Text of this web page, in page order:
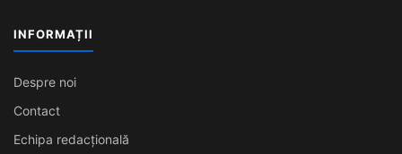
INFORMAȚII
Despre noi
Contact
Echipa redacțională